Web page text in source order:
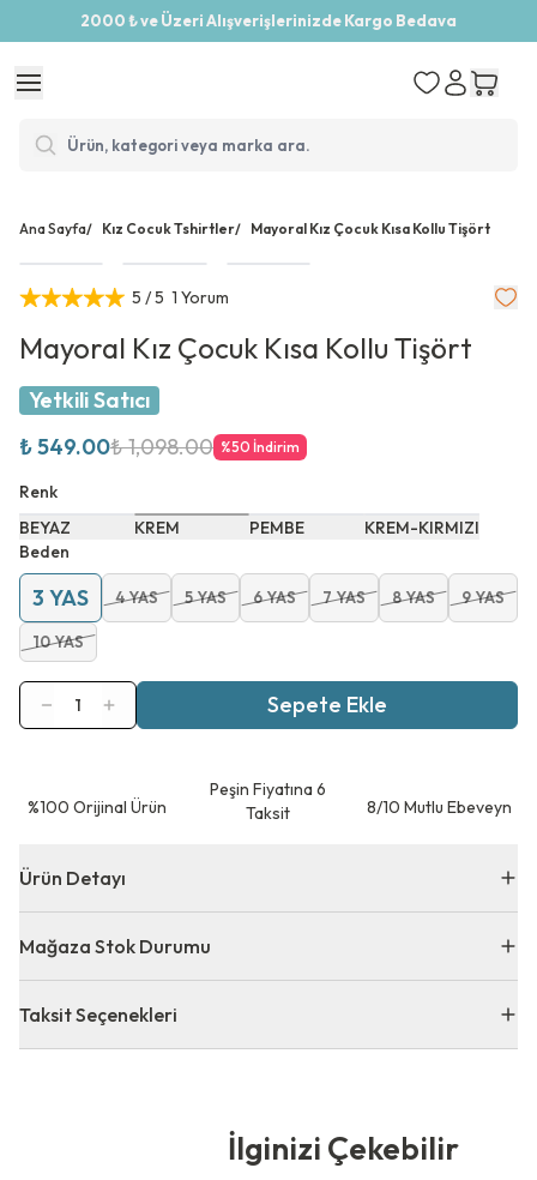
2000 ₺ ve Üzeri Alışverişlerinizde Kargo Bedava
Ana Sayfa/ Kız Cocuk Tshirtler/ Mayoral Kız Çocuk Kısa Kollu Tişört
5 / 5 1 Yorum
Mayoral Kız Çocuk Kısa Kollu Tişört
Yetkili Satıcı
₺ 549.00₺ 1,098.00 %50 İndirim
Renk
BEYAZ
KREM PEMBE
KREM-KIRMIZI
Beden
3 YAS 4 YAS 5 YAS 6 YAS 7 YAS 8 YAS 9 YAS
10 YAS
1 Sepete Ekle
⁠%100 Orijinal Ürün
Peşin Fiyatına 6
Taksit
8/10 Mutlu Ebeveyn
Ürün Detayı
Mağaza Stok Durumu
Taksit Seçenekleri
İlginizi Çekebilir